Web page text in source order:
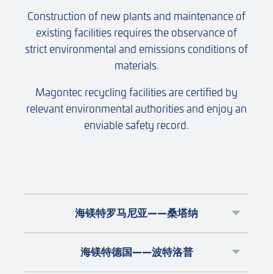
Construction of new plants and maintenance of
existing facilities requires the observance of
strict environmental and emissions conditions of
materials.
Magontec recycling facilities are certified by
relevant environmental authorities and enjoy an
enviable safety record.
海镁特罗马尼亚——桑塔纳
海镁特德国——波特洛普